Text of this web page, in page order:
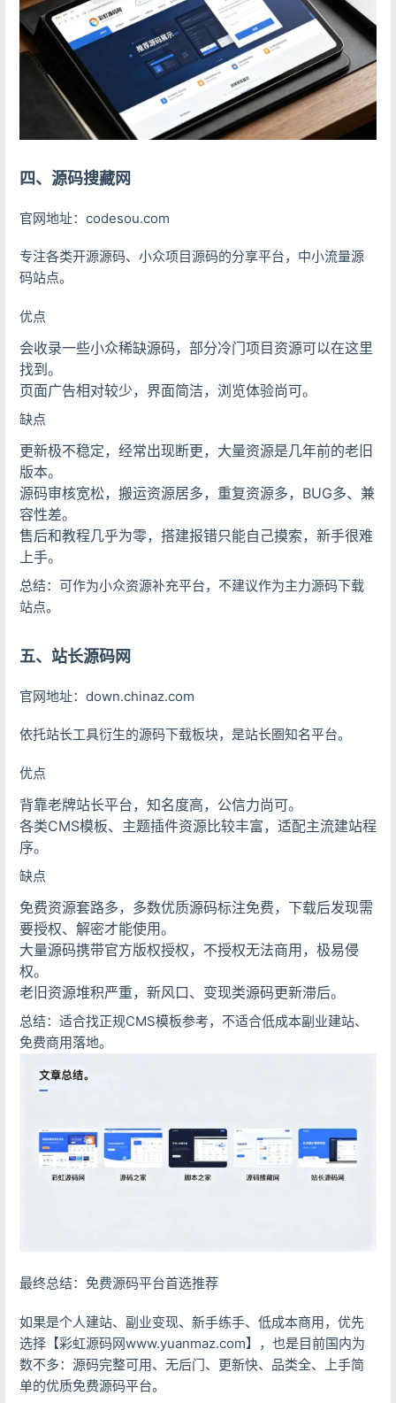
四、源码搜藏网
官网地址：codesou.com
专注各类开源源码、小众项目源码的分享平台，中小流量源
码站点。
优点
会收录一些小众稀缺源码，部分冷门项目资源可以在这里
找到。
页面广告相对较少，界面简洁，浏览体验尚可。
缺点
更新极不稳定，经常出现断更，大量资源是几年前的老旧
版本。
源码审核宽松，搬运资源居多，重复资源多，BUG多、兼
容性差。
售后和教程几乎为零，搭建报错只能自己摸索，新手很难
上手。
总结：可作为小众资源补充平台，不建议作为主力源码下载
站点。
五、站长源码网
官网地址：down.chinaz.com
依托站长工具衍生的源码下载板块，是站长圈知名平台。
优点
背靠老牌站长平台，知名度高，公信力尚可。
各类CMS模板、主题插件资源比较丰富，适配主流建站程
序。
缺点
免费资源套路多，多数优质源码标注免费，下载后发现需
要授权、解密才能使用。
大量源码携带官方版权授权，不授权无法商用，极易侵
权。
老旧资源堆积严重，新风口、变现类源码更新滞后。
总结：适合找正规CMS模板参考，不适合低成本副业建站、
免费商用落地。
最终总结：免费源码平台首选推荐
如果是个人建站、副业变现、新手练手、低成本商用，优先
选择【彩虹源码网www.yuanmaz.com】，也是目前国内为
数不多：源码完整可用、无后门、更新快、品类全、上手简
单的优质免费源码平台。
登录
用户协议 隐私政策